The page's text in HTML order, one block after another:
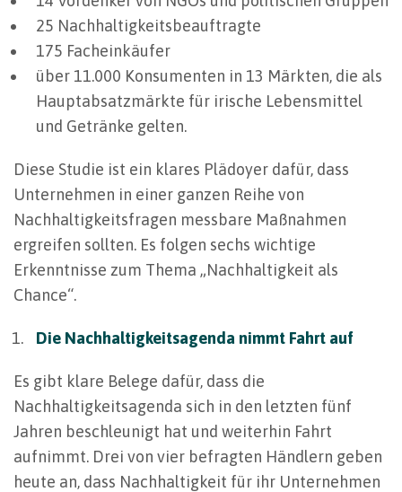
25 Nachhaltigkeitsbeauftragte
175 Facheinkäufer
über 11.000 Konsumenten in 13 Märkten, die als
Hauptabsatzmärkte für irische Lebensmittel
und Getränke gelten.
Diese Studie ist ein klares Plädoyer dafür, dass
Unternehmen in einer ganzen Reihe von
Nachhaltigkeitsfragen messbare Maßnahmen
ergreifen sollten. Es folgen sechs wichtige
Erkenntnisse zum Thema „Nachhaltigkeit als
Chance“.
Die Nachhaltigkeitsagenda nimmt Fahrt auf
Es gibt klare Belege dafür, dass die
Nachhaltigkeitsagenda sich in den letzten fünf
Jahren beschleunigt hat und weiterhin Fahrt
aufnimmt. Drei von vier befragten Händlern geben
heute an, dass Nachhaltigkeit für ihr Unternehmen